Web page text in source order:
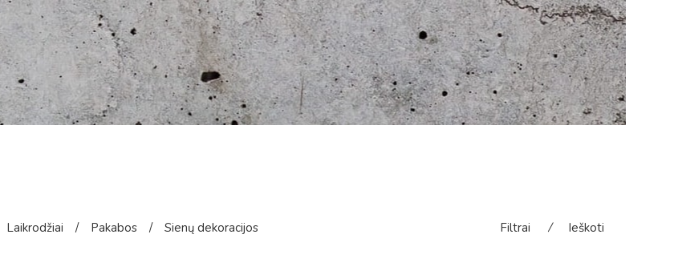
Laikrodžiai / Pakabos / Sienų dekoracijos Filtrai ⁄ Ieškoti